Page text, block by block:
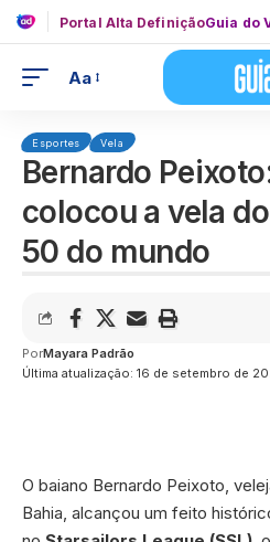
Portal Alta DefiniçãoGuia do
Aa
Esportes Vela
Bernardo
colocou a vela
50 do mundo
Última atualização: 16 de setembro de
PorMayara Padrão
O baiano Bernardo Peixoto,
Bahia, alcançou um feito